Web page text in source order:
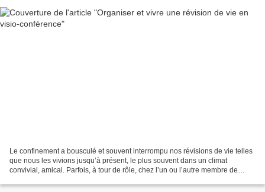
Le confinement a bousculé et souvent interrompu nos révisions de vie telles
que nous les vivions jusqu’à présent, le plus souvent dans un climat
convivial, amical. Parfois, à tour de rôle, chez l’un ou l’autre membre de